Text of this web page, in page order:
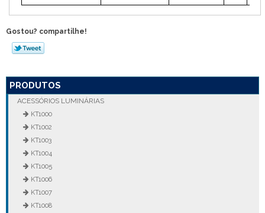
Gostou? compartilhe!
PRODUTOS
ACESSÓRIOS LUMINÁRIAS
KT1000
KT1002
KT1003
KT1004
KT1005
KT1006
KT1007
KT1008